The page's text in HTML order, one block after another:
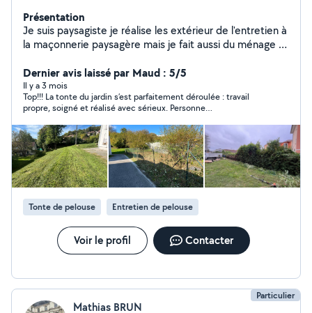
Présentation
Je suis paysagiste je réalise les extérieur de l'entretien à
la maçonnerie paysagère mais je fait aussi du ménage et
peux d'argent de poche
Dernier avis laissé par Maud : 5/5
Il y a 3 mois
Top!!! La tonte du jardin s’est parfaitement déroulée : travail
propre, soigné et réalisé avec sérieux. Personne
recommande Alexis sans hésiter !!
Tonte de pelouse Entretien de pelouse
Voir le profil Contacter
Particulier
Mathias BRUN